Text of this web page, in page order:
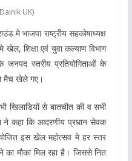
UK)
मे भाजपा राष्ट्रीय सहकोषाध्यक्ष
शिक्षा एवं युवा कल्याण विभाग
जनपद स्तरीय प्रतियोगिताओं के
मैच खेले गए।
खिलाडियों से बातचीत की व सभी
ने कहा कि आदरणीय प्रधान सेवक
इस खेल महोत्सव मे हर स्तर
का मौका मिल रहा है। जिससे नित